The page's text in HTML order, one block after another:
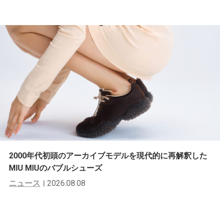
2000年代初頭のアーカイブモデルを現代的に再解釈した
MIU MIUのバブルシューズ
ニュース
2026.08.08